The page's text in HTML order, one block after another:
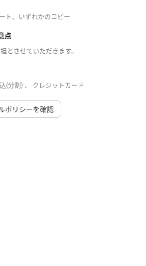
ト、いずれかのコピー
点
とさせていただきます。
(分割) 、 クレジットカード
ポリシーを確認